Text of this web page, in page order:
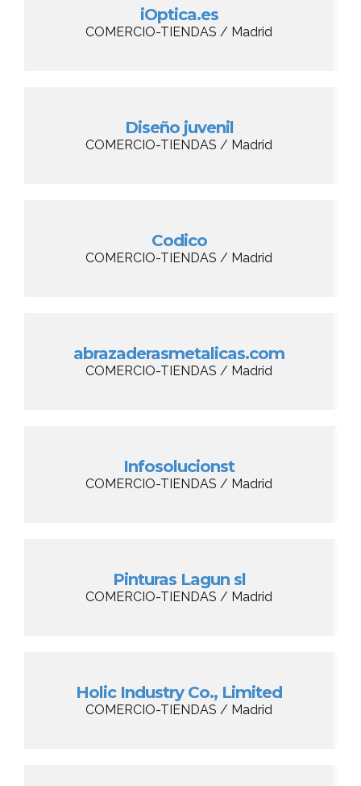
iOptica.es
COMERCIO-TIENDAS / Madrid
Diseño juvenil
COMERCIO-TIENDAS / Madrid
Codico
COMERCIO-TIENDAS / Madrid
abrazaderasmetalicas.com
COMERCIO-TIENDAS / Madrid
Infosolucionst
COMERCIO-TIENDAS / Madrid
Pinturas Lagun sl
COMERCIO-TIENDAS / Madrid
Holic Industry Co., Limited
COMERCIO-TIENDAS / Madrid